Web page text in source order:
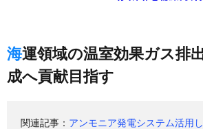
海運領域の温室効果ガス排出ネットゼロ達
成へ貢献目指す
関連記事： アンモニア発電システム活用